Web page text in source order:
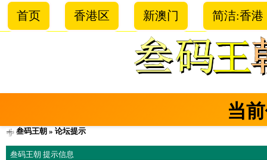
首页 香港区 新澳门 简洁:香港
当
叁码王朝 » 论坛提示
叁码王朝 提示信息